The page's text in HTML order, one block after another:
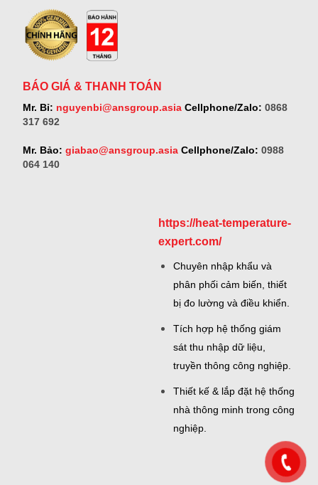
BÁO GIÁ & THANH TOÁN
Mr. Bỉ: nguyenbi@ansgroup.asiaCellphone/Zalo: 0868
317 692
Mr. Bảo: giabao@ansgroup.asiaCellphone/Zalo: 0988
064 140
https://heat-temperature-
expert.com/
Chuyên nhập khẩu và
phân phối cảm biến, thiết
bị đo lường và điều khiển.
Tích hợp hệ thống giám
sát thu nhập dữ liệu,
truyền thông công nghiệp.
Thiết kế & lắp đặt hệ thống
nhà thông minh trong công
nghiệp.